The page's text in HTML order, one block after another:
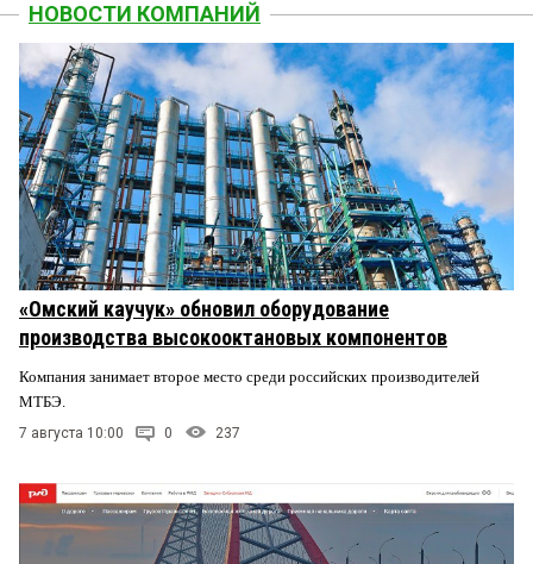
НОВОСТИ КОМПАНИЙ
«Омский каучук» обновил оборудование
производства высокооктановых компонентов
Компания занимает второе место среди российских производителей
МТБЭ.
7 августа 10:00 0 237